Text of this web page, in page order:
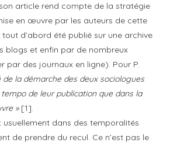
article rend compte de la stratégie
en œuvre par les auteurs de cette
tout d’abord été publié sur une archive
blogs et enfin par de nombreux
par des journaux en ligne). Pour P.
de la démarche des deux sociologues
de leur publication que dans la
»[1].
usuellement dans des temporalités
de prendre du recul. Ce n’est pas le